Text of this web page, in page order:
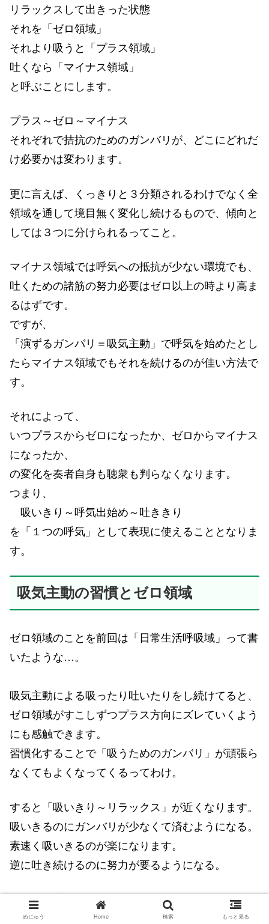
リラックスして出きった状態
それを「ゼロ領域」
それより吸うと「プラス領域」
吐くなら「マイナス領域」
と呼ぶことにします。
プラス～ゼロ～マイナス
それぞれで拮抗のためのガンバリが、どこにどれだ
け必要かは変わります。
更に言えば、くっきりと３分類されるわけでなく全
領域を通して境目無く変化し続けるもので、傾向と
しては３つに分けられるってこと。
マイナス領域では呼気への抵抗が少ない環境でも、
吐くための諸筋の努力必要はゼロ以上の時より高ま
るはずです。
ですが、
「演ずるガンバリ＝吸気主動」で呼気を始めたとし
たらマイナス領域でもそれを続けるのが佳い方法で
す。
それによって、
いつプラスからゼロになったか、ゼロからマイナス
になったか、
の変化を奏者自身も聴衆も判らなくなります。
つまり、
吸いきり～呼気出始め～吐ききり
を「１つの呼気」として表現に使えることとなりま
す。
吸気主動の習慣とゼロ領域
ゼロ領域のことを前回は「日常生活呼吸域」って書
いたような…。
吸気主動による吸ったり吐いたりをし続けてると、
ゼロ領域がすこしずつプラス方向にズレていくよう
にも感触できます。
習慣化することで「吸うためのガンバリ」が頑張ら
なくてもよくなってくるってわけ。
すると「吸いきり～リラックス」が近くなります。
吸いきるのにガンバリが少なくて済むようになる。
素速く吸いきるのが楽になります。
逆に吐き続けるのに努力が要るようになる。
アッチを立てればコッチが経たず、なにやら矛盾に
辿り着く気もするが、
めにゅう Home 検索 もっと見る